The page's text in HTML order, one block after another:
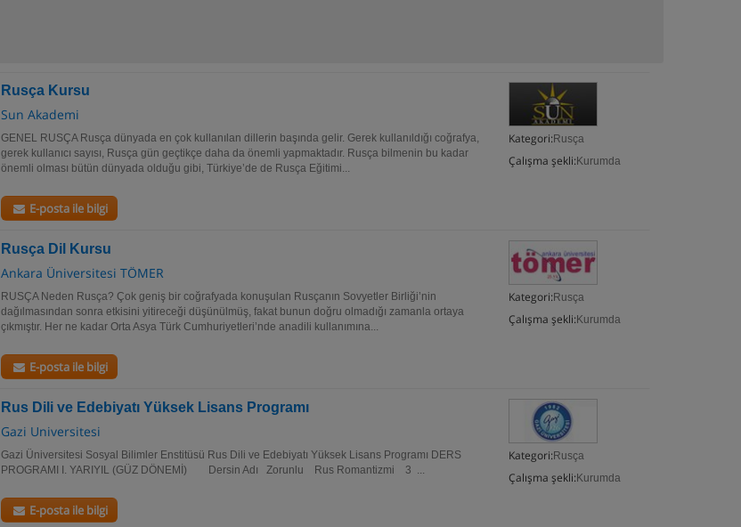
Rusça Kursu
Sun Akademi
Kategori: Rusça
Çalışma şekli: Kurumda
GENEL RUSÇA Rusça dünyada en çok kullanılan dillerin başında gelir. Gerek kullanıldığı coğrafya,
gerek kullanıcı sayısı, Rusça gün geçtikçe daha da önemli yapmaktadır. Rusça bilmenin bu kadar
önemli olması bütün dünyada olduğu gibi, Türkiye’de de Rusça Eğitimi...
E-posta ile bilgi
Rusça Dil Kursu
Ankara Üniversitesi TÖMER
Kategori: Rusça
Çalışma şekli: Kurumda
RUSÇA Neden Rusça? Çok geniş bir coğrafyada konuşulan Rusçanın Sovyetler Birliği’nin
dağılmasından sonra etkisini yitireceği düşünülmüş, fakat bunun doğru olmadığı zamanla ortaya
çıkmıştır. Her ne kadar Orta Asya Türk Cumhuriyetleri’nde anadili kullanımına...
E-posta ile bilgi
Rus Dili ve Edebiyatı Yüksek Lisans Programı
Gazi Universitesi
Kategori: Rusça
Çalışma şekli: Kurumda
Gazi Üniversitesi Sosyal Bilimler Enstitüsü Rus Dili ve Edebiyatı Yüksek Lisans Programı DERS
PROGRAMI I. YARIYIL (GÜZ DÖNEMİ) Dersin Adı Zorunlu Rus Romantizmi 3 ...
E-posta ile bilgi